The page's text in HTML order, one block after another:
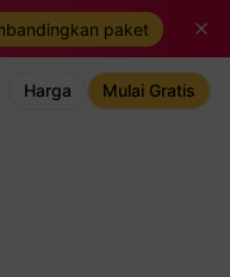
paket
Harga Mulai Gratis